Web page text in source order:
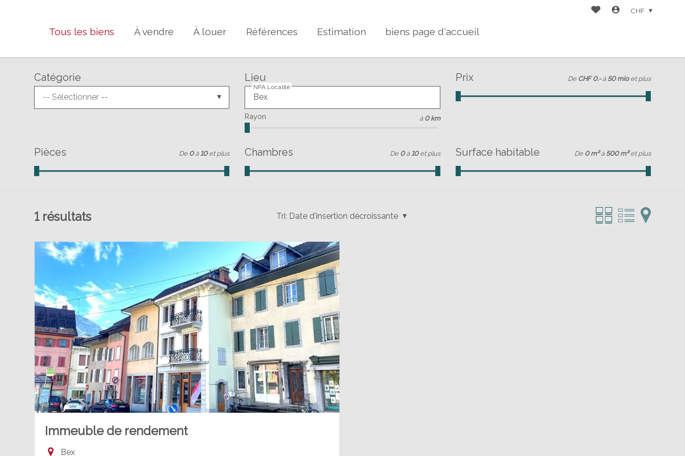
Tous les biens À vendre À louer Références Estimation biens page d'accueil
CHF
Catégorie
-- Sélectionner --
Lieu
NPA Localité
Rayon à 0 km
Prix De CHF 0.- à 50 mio et plus
Pièces De 0 à 10 et plus Chambres De 0 à 10 et plus Surface habitable De 0 m² à 500 m² et plus
1résultats Tri: Date d'insertion décroissante
Immeuble de rendement
Bex